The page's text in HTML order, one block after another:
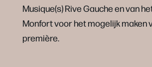
Musique(s) Rive Gauche en van
Monfort voor het mogelijk maken
première.